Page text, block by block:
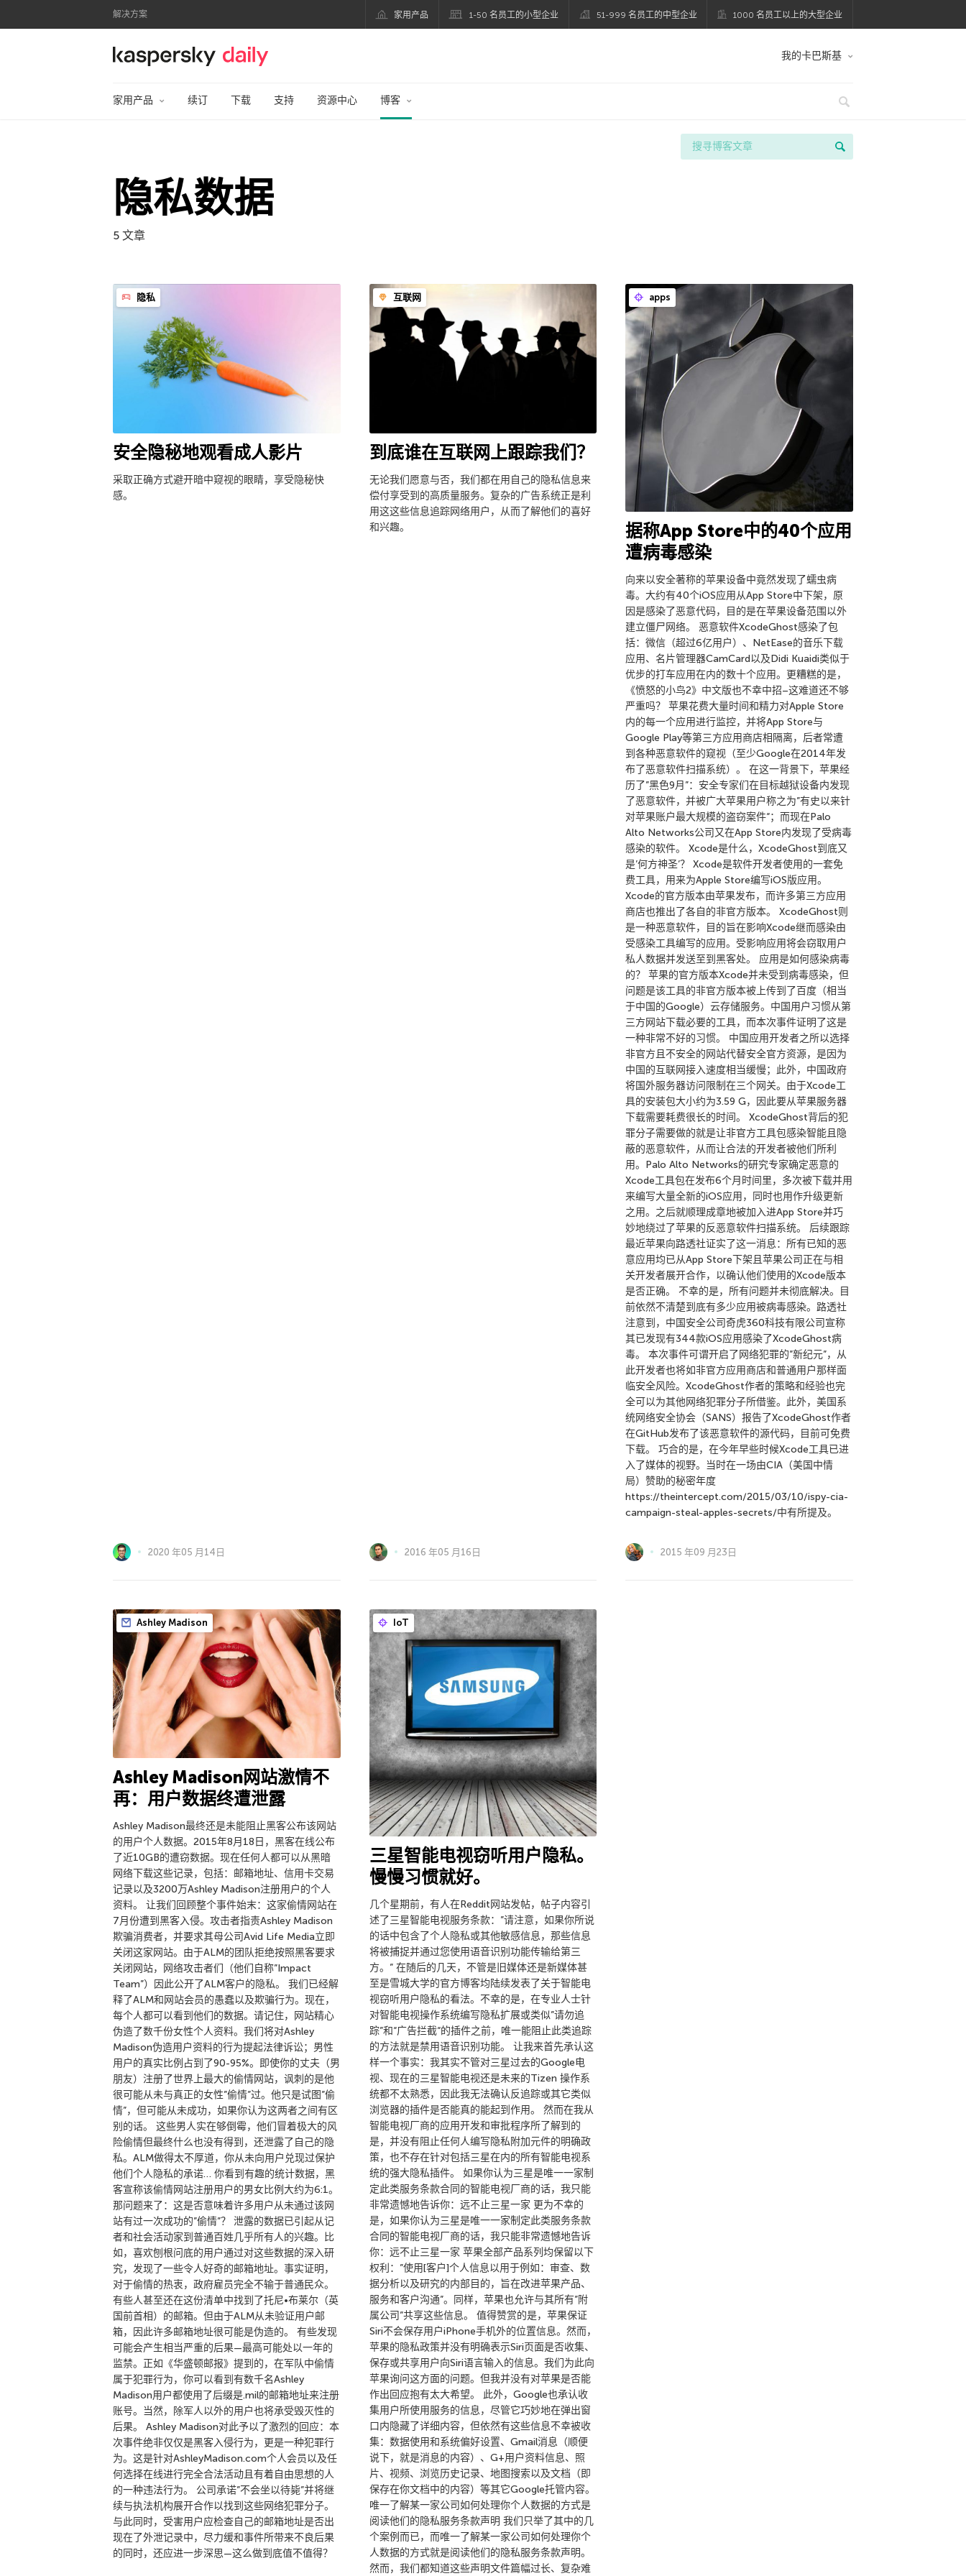
解决方案 家用产品 1-50 名员工的小型企业 51-999 名员工的中型企业 1000 名员工以上的大型企业
卡巴斯基官方博客 我的卡巴斯基
家用产品 续订 下载 支持 资源中心 博客
隐私数据
5 文章
隐私
安全隐秘地观看成人影片
采取正确方式避开暗中窥视的眼睛，享受隐秘快
感。
2020 年05 月14日
互联网
到底谁在互联网上跟踪我们？
无论我们愿意与否，我们都在用自己的隐私信息来
偿付享受到的高质量服务。复杂的广告系统正是利
用这这些信息追踪网络用户，从而了解他们的喜好
和兴趣。
2016 年05 月16日
apps
据称App Store中的40个应用
遭病毒感染
向来以安全著称的苹果设备中竟然发现了蠕虫病
毒。大约有40个iOS应用从App Store中下架，原
因是感染了恶意代码，目的是在苹果设备范围以外
建立僵尸网络。 恶意软件XcodeGhost感染了包
括：微信（超过6亿用户）、NetEase的音乐下载
应用、名片管理器CamCard以及Didi Kuaidi类似于
优步的打车应用在内的数十个应用。更糟糕的是，
《愤怒的小鸟2》中文版也不幸中招–这难道还不够
严重吗？ 苹果花费大量时间和精力对Apple Store
内的每一个应用进行监控，并将App Store与
Google Play等第三方应用商店相隔离，后者常遭
到各种恶意软件的窥视（至少Google在2014年发
布了恶意软件扫描系统）。 在这一背景下，苹果经
历了”黑色9月”：安全专家们在目标越狱设备内发现
了恶意软件，并被广大苹果用户称之为”有史以来针
对苹果账户最大规模的盗窃案件“；而现在Palo
Alto Networks公司又在App Store内发现了受病毒
感染的软件。 Xcode是什么，XcodeGhost到底又
是’何方神圣’？ Xcode是软件开发者使用的一套免
费工具，用来为Apple Store编写iOS版应用。
Xcode的官方版本由苹果发布，而许多第三方应用
商店也推出了各自的非官方版本。 XcodeGhost则
是一种恶意软件，目的旨在影响Xcode继而感染由
受感染工具编写的应用。受影响应用将会窃取用户
私人数据并发送至到黑客处。 应用是如何感染病毒
的？ 苹果的官方版本Xcode并未受到病毒感染，但
问题是该工具的非官方版本被上传到了百度（相当
于中国的Google）云存储服务。中国用户习惯从第
三方网站下载必要的工具，而本次事件证明了这是
一种非常不好的习惯。 中国应用开发者之所以选择
非官方且不安全的网站代替安全官方资源，是因为
中国的互联网接入速度相当缓慢；此外，中国政府
将国外服务器访问限制在三个网关。由于Xcode工
具的安装包大小约为3.59 G，因此要从苹果服务器
下载需要耗费很长的时间。 XcodeGhost背后的犯
罪分子需要做的就是让非官方工具包感染智能且隐
蔽的恶意软件，从而让合法的开发者被他们所利
用。Palo Alto Networks的研究专家确定恶意的
Xcode工具包在发布6个月时间里，多次被下载并用
来编写大量全新的iOS应用，同时也用作升级更新
之用。之后就顺理成章地被加入进App Store并巧
妙地绕过了苹果的反恶意软件扫描系统。 后续跟踪
最近苹果向路透社证实了这一消息：所有已知的恶
意应用均已从App Store下架且苹果公司正在与相
关开发者展开合作，以确认他们使用的Xcode版本
是否正确。 不幸的是，所有问题并未彻底解决。目
前依然不清楚到底有多少应用被病毒感染。路透社
注意到，中国安全公司奇虎360科技有限公司宣称
其已发现有344款iOS应用感染了XcodeGhost病
毒。 本次事件可谓开启了网络犯罪的”新纪元”，从
此开发者也将如非官方应用商店和普通用户那样面
临安全风险。XcodeGhost作者的策略和经验也完
全可以为其他网络犯罪分子所借鉴。此外，美国系
统网络安全协会（SANS）报告了XcodeGhost作者
在GitHub发布了该恶意软件的源代码，目前可免费
下载。 巧合的是，在今年早些时候Xcode工具已进
入了媒体的视野。当时在一场由CIA（美国中情
局）赞助的秘密年度
https://theintercept.com/2015/03/10/ispy-cia-
campaign-steal-apples-secrets/中有所提及。
2015 年09 月23日
Ashley Madison
Ashley Madison网站激情不
再：用户数据终遭泄露
Ashley Madison最终还是未能阻止黑客公布该网站
的用户个人数据。2015年8月18日，黑客在线公布
了近10GB的遭窃数据。现在任何人都可以从黑暗
网络下载这些记录，包括：邮箱地址、信用卡交易
记录以及3200万Ashley Madison注册用户的个人
资料。 让我们回顾整个事件始末：这家偷情网站在
7月份遭到黑客入侵。攻击者指责Ashley Madison
欺骗消费者，并要求其母公司Avid Life Media立即
关闭这家网站。由于ALM的团队拒绝按照黑客要求
关闭网站，网络攻击者们（他们自称”Impact
Team”）因此公开了ALM客户的隐私。 我们已经解
释了ALM和网站会员的愚蠢以及欺骗行为。现在，
每个人都可以看到他们的数据。请记住，网站精心
伪造了数千份女性个人资料。我们将对Ashley
Madison伪造用户资料的行为提起法律诉讼；男性
用户的真实比例占到了90-95%。即使你的丈夫（男
朋友）注册了世界上最大的偷情网站，讽刺的是他
很可能从未与真正的女性”偷情”过。他只是试图”偷
情”，但可能从未成功，如果你认为这两者之间有区
别的话。 这些男人实在够倒霉，他们冒着极大的风
险偷情但最终什么也没有得到，还泄露了自己的隐
私。ALM做得太不厚道，你从未向用户兑现过保护
他们个人隐私的承诺… 你看到有趣的统计数据，黑
客宣称该偷情网站注册用户的男女比例大约为6:1。
那问题来了：这是否意味着许多用户从未通过该网
站有过一次成功的”偷情”？ 泄露的数据已引起从记
者和社会活动家到普通百姓几乎所有人的兴趣。比
如，喜欢刨根问底的用户通过对这些数据的深入研
究，发现了一些令人好奇的邮箱地址。事实证明，
对于偷情的热衷，政府雇员完全不输于普通民众。
有些人甚至还在这份清单中找到了托尼•布莱尔（英
国前首相）的邮箱。但由于ALM从未验证用户邮
箱，因此许多邮箱地址很可能是伪造的。 有些发现
可能会产生相当严重的后果—最高可能处以一年的
监禁。正如《华盛顿邮报》提到的，在军队中偷情
属于犯罪行为，你可以看到有数千名Ashley
Madison用户都使用了后缀是.mil的邮箱地址来注册
账号。当然，除军人以外的用户也将承受毁灭性的
后果。 Ashley Madison对此予以了激烈的回应：本
次事件绝非仅仅是黑客入侵行为，更是一种犯罪行
为。这是针对AshleyMadison.com个人会员以及任
何选择在线进行完全合法活动且有着自由思想的人
的一种违法行为。 公司承诺”不会坐以待毙”并将继
续与执法机构展开合作以找到这些网络犯罪分子。
与此同时，受害用户应检查自己的邮箱地址是否出
现在了外泄记录中，尽力缓和事件所带来不良后果
的同时，还应进一步深思—这么做到底值不值得？
IoT
三星智能电视窃听用户隐私。
慢慢习惯就好。
几个星期前，有人在Reddit网站发帖，帖子内容引
述了三星智能电视服务条款：”请注意，如果你所说
的话中包含了个人隐私或其他敏感信息，那些信息
将被捕捉并通过您使用语音识别功能传输给第三
方。” 在随后的几天，不管是旧媒体还是新媒体甚
至是雪城大学的官方博客均陆续发表了关于智能电
视窃听用户隐私的看法。不幸的是，在专业人士针
对智能电视操作系统编写隐私扩展或类似”请勿追
踪”和“广告拦截“的插件之前，唯一能阻止此类追踪
的方法就是禁用语音识别功能。 让我来首先承认这
样一个事实：我其实不管对三星过去的Google电
视、现在的三星智能电视还是未来的Tizen 操作系
统都不太熟悉，因此我无法确认反追踪或其它类似
浏览器的插件是否能真的能起到作用。 然而在我从
智能电视厂商的应用开发和审批程序所了解到的
是，并没有阻止任何人编写隐私附加元件的明确政
策，也不存在针对包括三星在内的所有智能电视系
统的强大隐私插件。 如果你认为三星是唯一一家制
定此类服务条款合同的智能电视厂商的话，我只能
非常遗憾地告诉你：远不止三星一家 更为不幸的
是，如果你认为三星是唯一一家制定此类服务条款
合同的智能电视厂商的话，我只能非常遗憾地告诉
你：远不止三星一家 苹果全部产品系列均保留以下
权利：”使用[客户]个人信息以用于例如：审查、数
据分析以及研究的内部目的，旨在改进苹果产品、
服务和客户沟通”。同样，苹果也允许与其所有”附
属公司”共享这些信息。 值得赞赏的是，苹果保证
Siri不会保存用户iPhone手机外的位置信息。然而，
苹果的隐私政策并没有明确表示Siri页面是否收集、
保存或共享用户向Siri语言输入的信息。我们为此向
苹果询问这方面的问题。但我并没有对苹果是否能
作出回应抱有太大希望。 此外，Google也承认收
集用户所使用服务的信息，尽管它巧妙地在弹出窗
口内隐藏了详细内容，但依然有这些信息不幸被收
集：数据使用和系统偏好设置、Gmail消息（顺便
说下，就是消息的内容）、G+用户资料信息、照
片、视频、浏览历史记录、地图搜索以及文档（即
保存在你文档中的内容）等其它Google托管内容。
唯一了解某一家公司如何处理你个人数据的方式是
阅读他们的隐私服务条款声明 我们只举了其中的几
个案例而已，而唯一了解某一家公司如何处理你个
人数据的方式就是阅读他们的隐私服务条款声明。
然而，我们都知道这些声明文件篇幅过长、复杂难